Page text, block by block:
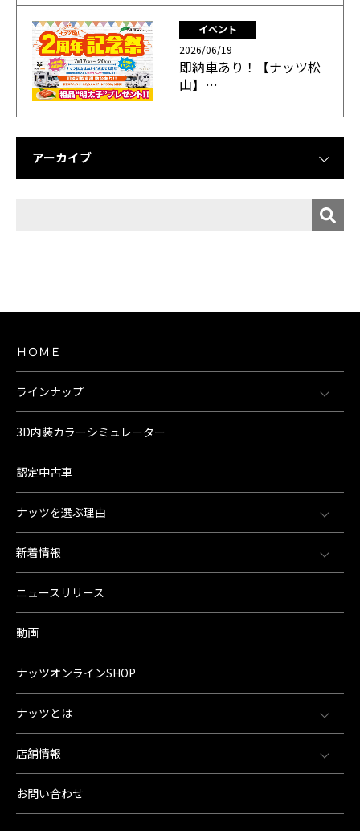
イベント
2026/06/19
即納車あり！【ナッツ松
山】…
アーカイブ
ＨＯＭＥ
ラインナップ
3D内装カラーシミュレーター
認定中古車
ナッツを選ぶ理由
新着情報
ニュースリリース
動画
ナッツオンラインSHOP
ナッツとは
店舗情報
お問い合わせ